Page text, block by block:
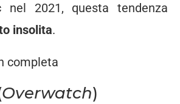
nel 2021, questa tendenza
insolita.
completa
Overwatch)